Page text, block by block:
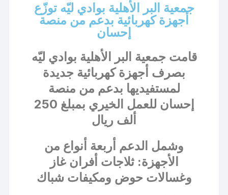
جمعية البر الأهلية بوادي ليّه توزّع
أجهزة كهربائية بدعم من منصة
إحسان
قامت جمعية البر الأهلية بوادي ليّه
بصرف أجهزة كهربائية جديدة
لمستفيديها بدعم من منصة
إحسان للعمل الخيري بمبلغ 250
ألف ريال
وشمل الدعم أربعة أنواع من
الأجهزة: ثلاجات أفران غاز
وغسالات حوض ومكيفات شباك